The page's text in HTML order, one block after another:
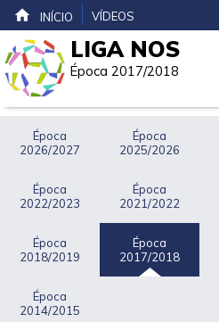
INÍCIO VÍDEOS
LIGA NOS
Época 2017/2018
Época
2026/2027
Época
2025/2026
Época
2022/2023
Época
2021/2022
Época
2018/2019
Época
2017/2018
Época
2014/2015